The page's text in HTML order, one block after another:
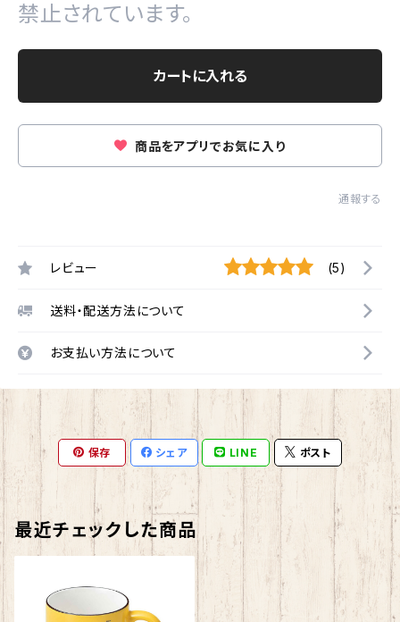
禁止されています。
カートに入れる
商品をアプリでお気に入り
通報する
レビュー (5)
送料・配送方法について
お支払い方法について
保存 シェア LINE ポスト
最近チェックした商品